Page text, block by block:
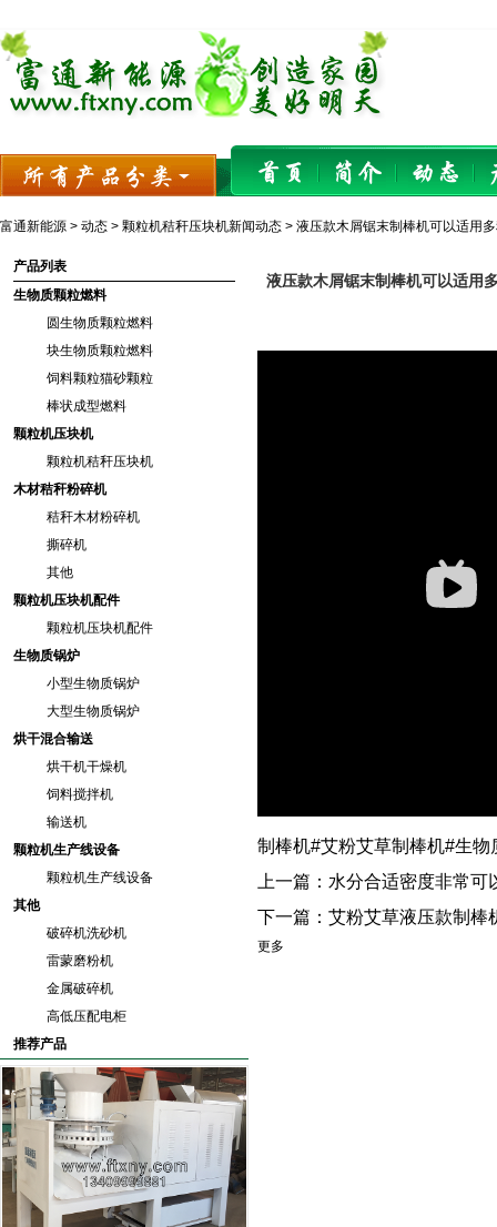
富通新能源 > 动态 > 颗粒机秸秆压块机新闻动态 > 液压款木屑锯末制棒机可以适用
液压款木屑锯末制棒机可以适用
制棒机#艾粉艾草制棒机#生
上一篇： 水分合适密度非常可
下一篇： 艾粉艾草液压款制棒
更多
产品列表
生物质颗粒燃料
圆生物质颗粒燃料
块生物质颗粒燃料
饲料颗粒猫砂颗粒
棒状成型燃料
颗粒机压块机
颗粒机秸秆压块机
木材秸秆粉碎机
秸秆木材粉碎机
撕碎机
其他
颗粒机压块机配件
颗粒机压块机配件
生物质锅炉
小型生物质锅炉
大型生物质锅炉
烘干混合输送
烘干机干燥机
饲料搅拌机
输送机
颗粒机生产线设备
颗粒机生产线设备
其他
破碎机洗砂机
雷蒙磨粉机
金属破碎机
高低压配电柜
推荐产品